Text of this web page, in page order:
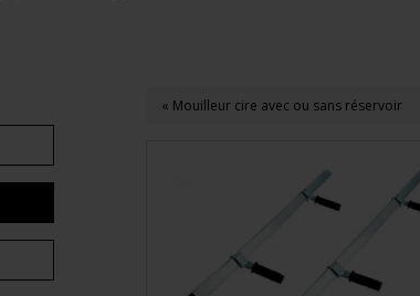
« Mouilleur cire avec ou sans réservoir